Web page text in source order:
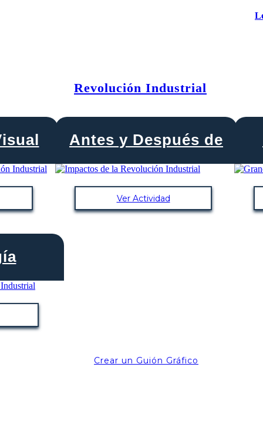
Revolución Industrial
Antes y Después de
Ver Actividad
Crear un Guión Gráfico